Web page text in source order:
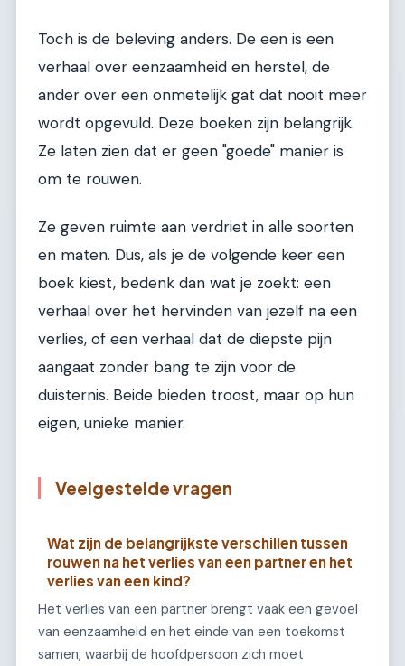
Toch is de beleving anders. De een is een
verhaal over eenzaamheid en herstel, de
ander over een onmetelijk gat dat nooit meer
wordt opgevuld. Deze boeken zijn belangrijk.
Ze laten zien dat er geen "goede" manier is
om te rouwen.
Ze geven ruimte aan verdriet in alle soorten
en maten. Dus, als je de volgende keer een
boek kiest, bedenk dan wat je zoekt: een
verhaal over het hervinden van jezelf na een
verlies, of een verhaal dat de diepste pijn
aangaat zonder bang te zijn voor de
duisternis. Beide bieden troost, maar op hun
eigen, unieke manier.
Veelgestelde vragen
Wat zijn de belangrijkste verschillen tussen
rouwen na het verlies van een partner en het
verlies van een kind?
Het verlies van een partner brengt vaak een gevoel
van eenzaamheid en het einde van een toekomst
samen, waarbij de hoofdpersoon zich moet